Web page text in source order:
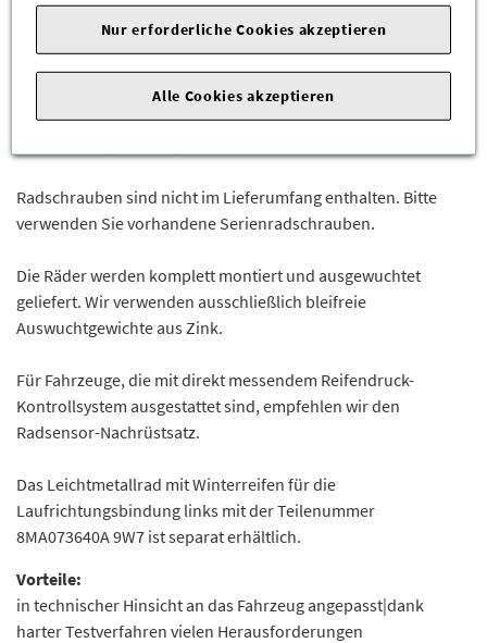
Freigabe Schneeketten: nein
Angaben zum Reifen
Reifen: Pirelli SCORPION WINTER 2
Reifengröße: 255/45 R20 105V XL
Radschrauben sind nicht im Lieferumfang enthalten. Bitte
verwenden Sie vorhandene Serienradschrauben.
Die Räder werden komplett montiert und ausgewuchtet
geliefert. Wir verwenden ausschließlich bleifreie
Auswuchtgewichte aus Zink.
Für Fahrzeuge, die mit direkt messendem Reifendruck-
Kontrollsystem ausgestattet sind, empfehlen wir den
Radsensor-Nachrüstsatz.
Das Leichtmetallrad mit Winterreifen für die
Laufrichtungsbindung links mit der Teilenummer
8MA073640A 9W7 ist separat erhältlich.
Vorteile:
in technischer Hinsicht an das Fahrzeug angepasst|dank
harter Testverfahren vielen Herausforderungen
Nur erforderliche Cookies akzeptieren
Alle Cookies akzeptieren